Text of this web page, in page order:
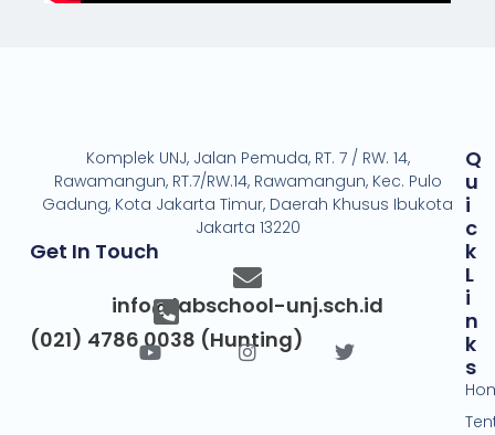
Komplek UNJ, Jalan Pemuda, RT. 7 / RW. 14,
Rawamangun, RT.7/RW.14, Rawamangun, Kec. Pulo
Gadung, Kota Jakarta Timur, Daerah Khusus Ibukota
Jakarta 13220
Get In Touch
info@labschool-unj.sch.id
(021) 4786 0038 (Hunting)
Q
U
I
C
K
L
I
N
K
S